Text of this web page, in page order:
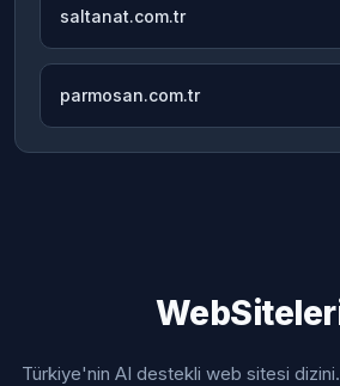
saltanat.com.tr
parmosan.com.tr
Türkiye'nin AI destekli web sitesi